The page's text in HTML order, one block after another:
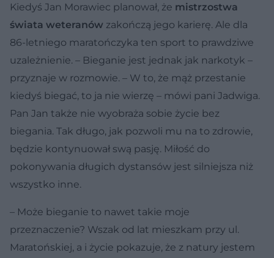
Kiedyś Jan Morawiec planował, że mistrzostwa
świata weteranów zakończą jego karierę. Ale dla
86-letniego maratończyka ten sport to prawdziwe
uzależnienie. – Bieganie jest jednak jak narkotyk –
przyznaje w rozmowie. – W to, że mąż przestanie
kiedyś biegać, to ja nie wierzę – mówi pani Jadwiga.
Pan Jan także nie wyobraża sobie życie bez
biegania. Tak długo, jak pozwoli mu na to zdrowie,
będzie kontynuował swą pasję. Miłość do
pokonywania długich dystansów jest silniejsza niż
wszystko inne.
– Może bieganie to nawet takie moje
przeznaczenie? Wszak od lat mieszkam przy ul.
Maratońskiej, a i życie pokazuje, że z natury jestem